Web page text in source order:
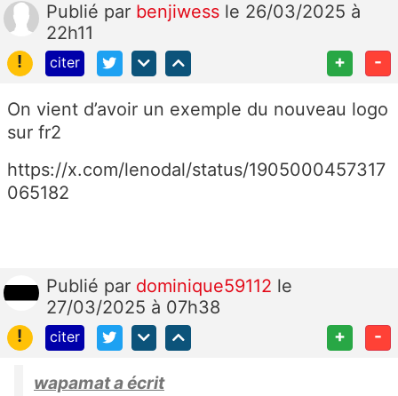
Publié par benjiwess le 26/03/2025 à
22h11
!
citer + -
On vient d’avoir un exemple du nouveau logo
sur fr2
https://x.com/lenodal/status/1905000457317
065182
Publié par dominique59112 le
27/03/2025 à 07h38
!
citer + -
wapamat a écrit